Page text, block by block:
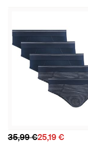
35,99 €25,19 €